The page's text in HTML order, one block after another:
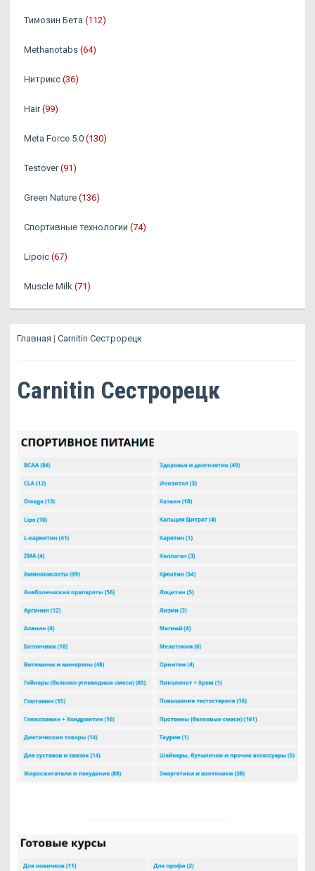
Tимозин Бета (112)
Methanotabs (64)
Нитрикс (36)
Hair (99)
Meta Force 5.0 (130)
Testover (91)
Green Nature (136)
Спортивные технологии (74)
Lipoic (67)
Muscle Milk (71)
Главная | Carnitin Сестрорецк
Carnitin Сестрорецк